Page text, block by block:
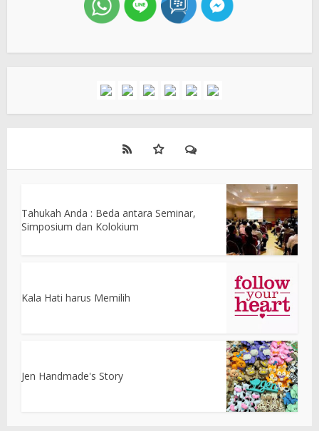
Tahukah Anda : Beda antara Seminar,
Simposium dan Kolokium
Kala Hati harus Memilih
Jen Handmade's Story